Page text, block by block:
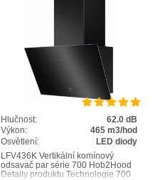
Hlučnost:
62.0 dB
Výkon:
465 m3/hod
Osvětlení:
LED diody
LFV436K Vertikální komínový
odsavač par série 700 Hob2Hood
Detaily produktu Technologie 700